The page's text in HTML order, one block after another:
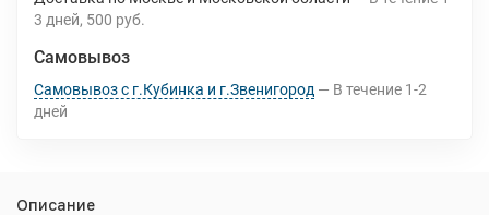
3 дней 500 руб.
Самовывоз
Самовывоз с г.Кубинка и г.Звенигород В течение 1-2
дней
Описание